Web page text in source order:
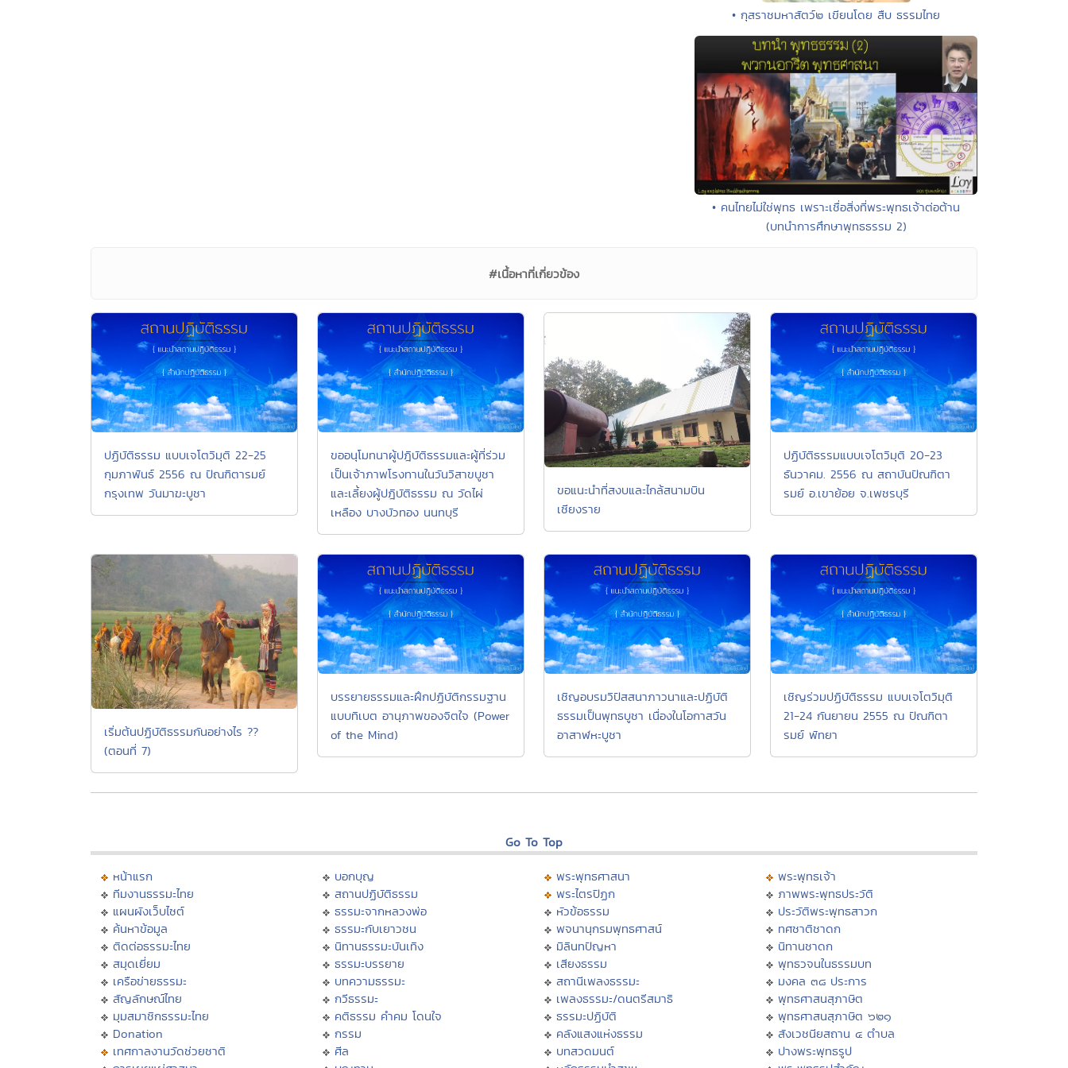
• กุสราชมหาสัตว์๒ เขียนโดย สืบ ธรรมไทย
• คนไทยไม่ใช่พุทธ เพราะเชื่อสิ่งที่พระพุทธเจ้าต่อต้าน
(บทนำการศึกษาพุทธธรรม 2)
#เนื้อหาที่เกี่ยวข้อง
ปฏิบัติธรรม แบบเจโตวิมุติ 22-25
กุมภาพันธ์ 2556 ณ ปัณฑิตารมย์
กรุงเทพ วันมาฆะบูชา
ขออนุโมทนาผู้ปฎิบัติธรรมและผู้ที่ร่วม
เป็นเจ้าภาพโรงทานในวันวิสาขบูชา
และเลี้ยงผู้ปฎิบัติธรรม ณ วัดไผ่
เหลือง บางบัวทอง นนทบุรี
ขอแนะนำที่สงบและไกล้สนามบิน
เชียงราย
ปฏิบัติธรรมแบบเจโตวิมุติ 20-23
ธันวาคม. 2556 ณ สถาบันปัณฑิตา
รมย์ อ.เขาย้อย จ.เพชรบุรี
เริ่มต้นปฏิบัติธรรมกันอย่างไร ??
(ตอนที่ 7)
บรรยายธรรมและฝึกปฏิบัติกรรมฐาน
แบบทิเบต อานุภาพของจิตใจ (Power
of the Mind)
เชิญอบรมวิปัสสนาภาวนาและปฏิบัติ
ธรรมเป็นพุทธบูชา เนื่องในโอกาสวัน
อาสาฬหะบูชา
เชิญร่วมปฏิบัติธรรม แบบเจโตวิมุติ
21-24 กันยายน 2555 ณ ปัณฑิตา
รมย์ พัทยา
Go To Top
หน้าแรก
ทีมงานธรรมะไทย
แผนผังเว็บไซต์
ค้นหาข้อมูล
ติดต่อธรรมะไทย
สมุดเยี่ยม
เครือข่ายธรรมะ
สัญลักษณ์ไทย
มุมสมาชิกธรรมะไทย
Donation
เทศกาลงานวัดช่วยชาติ
บอกบุญ
สถานปฏิบัติธรรม
ธรรมะจากหลวงพ่อ
ธรรมะกับเยาวชน
นิทานธรรมะบันเทิง
ธรรมะบรรยาย
บทความธรรมะ
กวีธรรมะ
คติธรรม คำคม โดนใจ
กรรม
ศีล
พระพุทธศาสนา
พระไตรปิฏก
หัวข้อธรรม
พจนานุกรมพุทธศาสน์
มิลินทปัญหา
เสียงธรรม
สถานีเพลงธรรมะ
เพลงธรรมะ/ดนตรีสมาธิ
ธรรมะปฏิบัติ
คลังแสงแห่งธรรม
บทสวดมนต์
พระพุทธเจ้า
ภาพพระพุทธประวัติ
ประวัติพระพุทธสาวก
ทศชาติชาดก
นิทานชาดก
พุทธวจนในธรรมบท
มงคล ๓๘ ประการ
พุทธศาสนสุภาษิต
พุทธศาสนสุภาษิต ๖๒๑
สังเวชนียสถาน ๔ ตำบล
ปางพระพุทธรูป